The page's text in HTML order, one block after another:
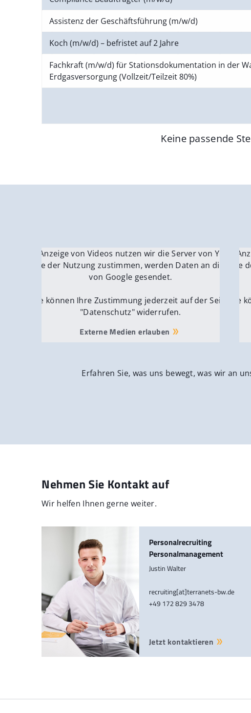
Assistenz der Geschäftsführung (m/w/d)
Koch (m/w/d) – befristet auf 2 Jahre
Fachkraft (m/w/d) für Stationsdokumentation in der
Erdgasversorgung (Vollzeit/Teilzeit 80%)
Keine passende
Für die Anzeige von Videos nutzen wir die Server von YouTube.
Wenn Sie der Nutzung zustimmen, werden Daten an die Server
von Google gesendet.
Sie können Ihre Zustimmung jederzeit auf der Seite
"Datenschutz" widerrufen.
Externe Medien erlauben
Für die
Wenn Sie
Sie
Erfahren Sie, was uns bewegt, was wir an
Nehmen Sie Kontakt auf
Wir helfen Ihnen gerne weiter.
Personalrecruiting
Personalmanagement
Justin Walter
recruiting[at]terranets-bw.de
+49 172 829 3478
Jetzt kontaktieren